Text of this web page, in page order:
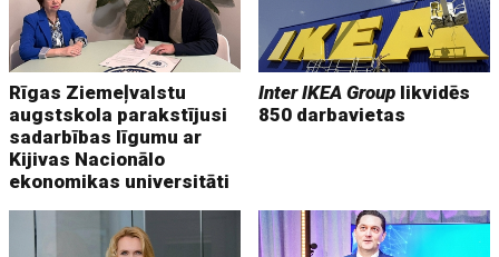
Rīgas Ziemeļvalstu
augstskola parakstījusi
sadarbības līgumu ar
Kijivas Nacionālo
ekonomikas universitāti
Inter IKEA Group likvidēs
850 darbavietas